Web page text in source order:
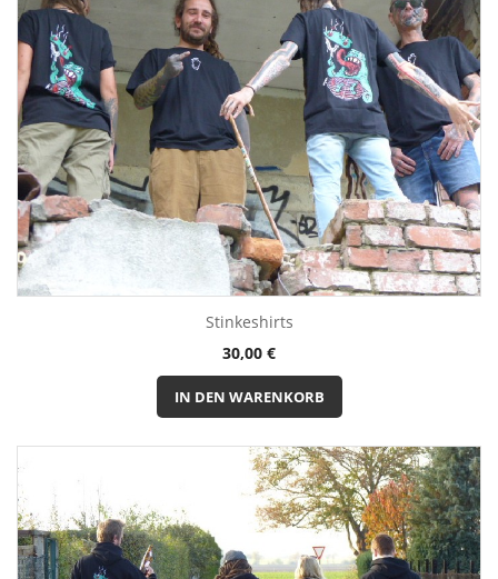
Stinkeshirts
Preis
30,00 €
IN DEN WARENKORB